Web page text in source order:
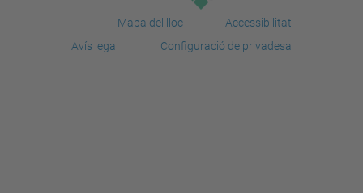
Mapa del lloc
Accessibilitat
Avís legal
Configuració de privadesa